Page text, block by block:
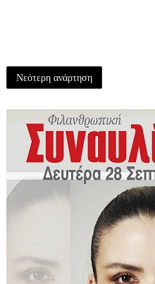
Νεότερη ανάρτηση